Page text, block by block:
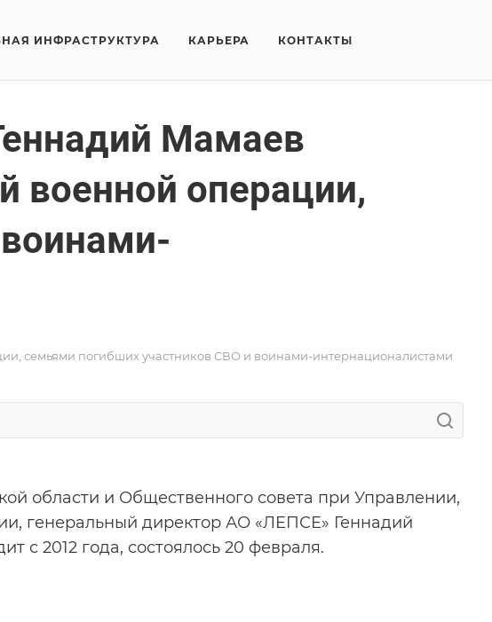
ИНФРАСТРУКТУРА КАРЬЕРА КОНТАКТЫ
Мамаев
военной операции,
семьями погибших участников СВО и воинами-интернационалистами
области и Общественного совета при Управлении,
генеральный директор АО «ЛЕПСЕ» Геннадий
с 2012 года, состоялось 20 февраля.